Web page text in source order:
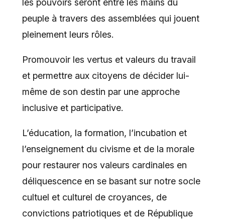
les pouvoirs seront entre les mains du
peuple à travers des assemblées qui jouent
pleinement leurs rôles.
Promouvoir les vertus et valeurs du travail
et permettre aux citoyens de décider lui-
même de son destin par une approche
inclusive et participative.
L’éducation, la formation, l’incubation et
l’enseignement du civisme et de la morale
pour restaurer nos valeurs cardinales en
déliquescence en se basant sur notre socle
cultuel et culturel de croyances, de
convictions patriotiques et de République